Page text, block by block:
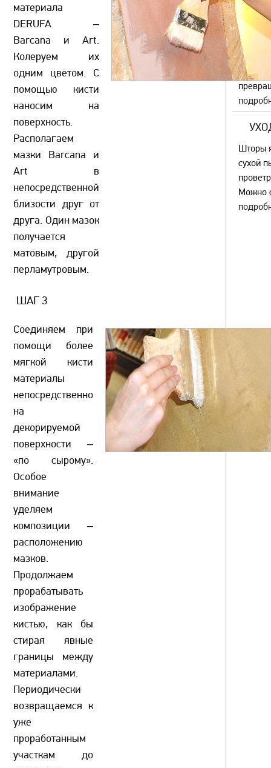
материала
DERUFA –
Barcana и Art.
Колеруем их
одним цветом. С
помощью кисти
наносим на
поверхность.
Располагаем
мазки Barcana и
Art в
непосредственной
близости друг от
друга. Один мазок
получается
матовым, другой
перламутровым.
ШАГ 3
Соединяем при
помощи более
мягкой кисти
материалы
непосредственно
на
декорируемой
поверхности –
«по сырому».
Особое
внимание
уделяем
композиции –
расположению
мазков.
Продолжаем
прорабатывать
изображение
кистью, как бы
стирая явные
границы между
материалами.
Периодически
возвращаемся к
уже
проработанным
участкам до
В
На
Шторы
сухой
Можно